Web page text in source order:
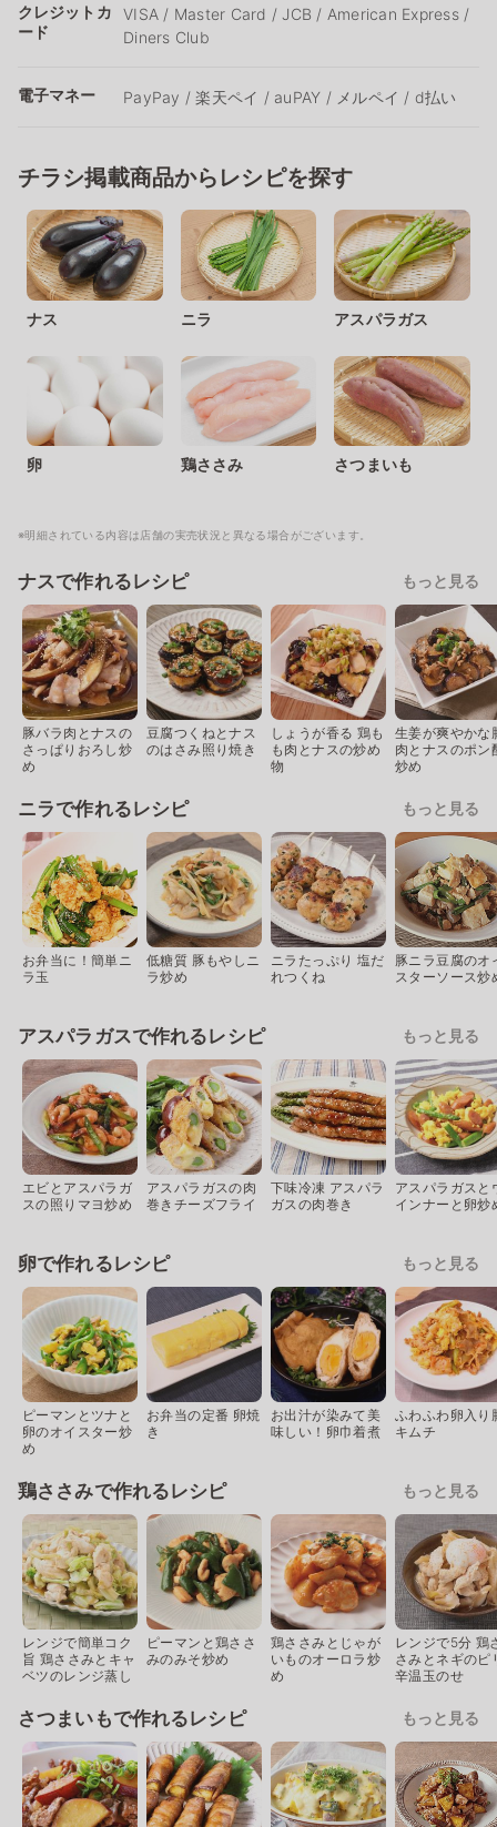
クレジットカ
ード
VISA / Master Card / JCB / American Express /
Diners Club
電子マネー PayPay / 楽天ペイ / auPAY / メルペイ / d払い
チラシ掲載商品からレシピを探す
ナス ニラ アスパラガス
卵 鶏ささみ さつまいも
※明細されている内容は店舗の実売状況と異なる場合がございます。
ナスで作れるレシピ もっと見る
豚バラ肉とナスの
さっぱりおろし炒
め
豆腐つくねとナス
のはさみ照り焼き
しょうが香る 鶏も
も肉とナスの炒め
物
生姜が爽やかな
肉とナスのポン
炒め
ニラで作れるレシピ もっと見る
お弁当に！簡単ニ
ラ玉
低糖質 豚もやしニ
ラ炒め
ニラたっぷり 塩だ
れつくね
豚ニラ豆腐のオ
スターソース炒
アスパラガスで作れるレシピ もっと見る
エビとアスパラガ
スの照りマヨ炒め
アスパラガスの肉
巻きチーズフライ
下味冷凍 アスパラ
ガスの肉巻き
アスパラガスと
インナーと卵炒
卵で作れるレシピ もっと見る
ピーマンとツナと
卵のオイスター炒
め
お弁当の定番 卵焼
き
お出汁が染みて美
味しい！卵巾着煮
ふわふわ卵入り
キムチ
鶏ささみで作れるレシピ もっと見る
レンジで簡単コク
旨 鶏ささみとキャ
ベツのレンジ蒸し
ピーマンと鶏ささ
みのみそ炒め
鶏ささみとじゃが
いものオーロラ炒
め
レンジで5分 鶏
さみとネギのピ
辛温玉のせ
さつまいもで作れるレシピ もっと見る